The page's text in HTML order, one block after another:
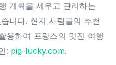
계획을 세우고 관리하는
니다. 현지 사람들의 추천
용하여 프랑스의 멋진 여행
: pig-lucky.com.